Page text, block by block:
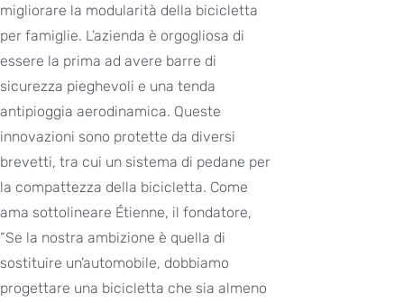
migliorare la modularità della bicicletta
per famiglie. L’azienda è orgogliosa di
essere la prima ad avere barre di
sicurezza pieghevoli e una tenda
antipioggia aerodinamica. Queste
innovazioni sono protette da diversi
brevetti, tra cui un sistema di pedane per
la compattezza della bicicletta. Come
ama sottolineare Étienne, il fondatore,
“Se la nostra ambizione è quella di
sostituire un’automobile, dobbiamo
progettare una bicicletta che sia almeno